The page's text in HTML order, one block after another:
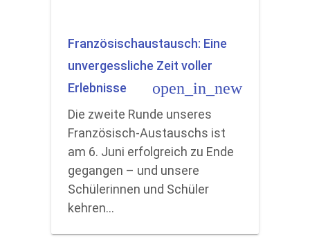
Französischaustausch: Eine
unvergessliche Zeit voller
Erlebnisse
open_in_new
Die zweite Runde unseres
Französisch-Austauschs ist
am 6. Juni erfolgreich zu Ende
gegangen – und unsere
Schülerinnen und Schüler
kehren…